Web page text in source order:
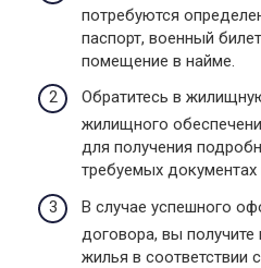
потребуются
паспорт, военный
помещение в найме.
Обратитесь в
жилищного
для получения
требуемых документах
В случае успешного
договора, вы
жилья в соответствии